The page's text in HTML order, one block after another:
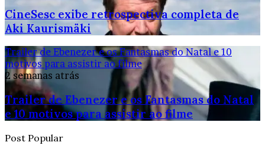
CineSesc exibe retrospectiva completa de
Aki Kaurismäki
Trailer de Ebenezer e os Fantasmas do Natal e 10
motivos para assistir ao filme
2 semanas atrás
Trailer de Ebenezer e os Fantasmas do Natal
e 10 motivos para assistir ao filme
Post Popular